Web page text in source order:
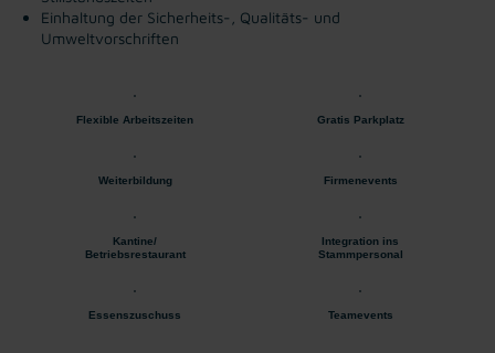
Einhaltung der Sicherheits-, Qualitäts- und
Umweltvorschriften
Flexible Arbeitszeiten Gratis Parkplatz
Weiterbildung Firmenevents
Kantine/
Betriebsrestaurant
Integration ins
Stammpersonal
Essenszuschuss Teamevents